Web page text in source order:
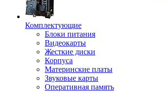
Комплектующие
Блоки питания
Видеокарты
Жесткие диски
Корпуса
Материнские платы
Звуковые карты
Оперативная память